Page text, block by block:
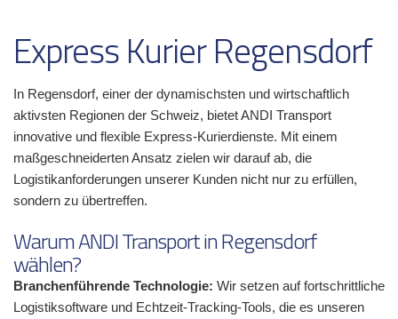
Express Kurier Regensdorf
In Regensdorf, einer der dynamischsten und wirtschaftlich
aktivsten Regionen der Schweiz, bietet ANDI Transport
innovative und flexible Express-Kurierdienste. Mit einem
maßgeschneiderten Ansatz zielen wir darauf ab, die
Logistikanforderungen unserer Kunden nicht nur zu erfüllen,
sondern zu übertreffen.
Warum ANDI Transport in Regensdorf
wählen?
Branchenführende Technologie: Wir setzen auf fortschrittliche
Logistiksoftware und Echtzeit-Tracking-Tools, die es unseren